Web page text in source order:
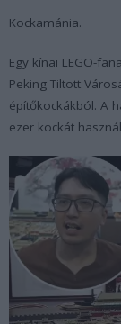
Kockamánia.
Egy kínai LEGO-
Peking Tiltott
építőkockákból. A
ezer kockát